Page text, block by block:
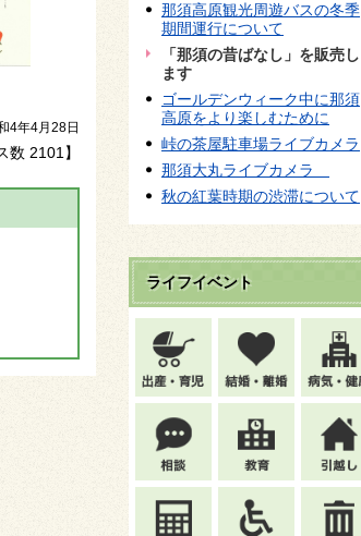
4年4月28日
数 2101 】
那須高原観光周遊バスの冬季
期間運行について
「那須の昔ばなし」を販売し
ます
ゴールデンウィーク中に那須
高原をより楽しむために
峠の茶屋駐車場ライブカメラ
那須大丸ライブカメラ
秋の紅葉時期の渋滞について
ライフイベント